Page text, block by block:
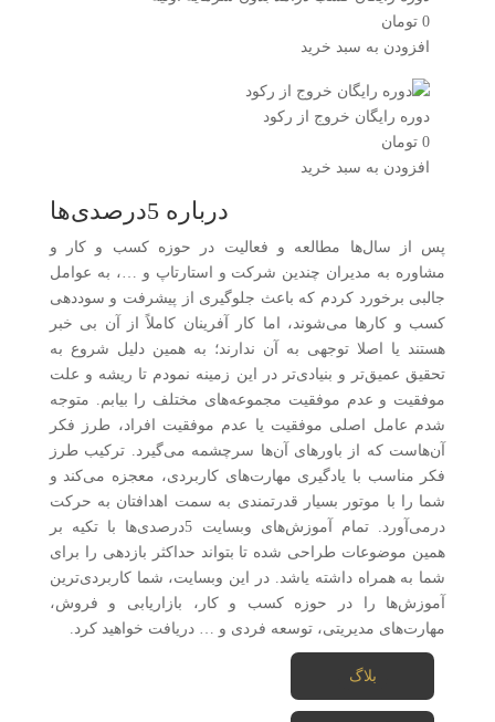
0 تومان
افزودن به سبد خرید
دوره رایگان خروج از رکود
0 تومان
افزودن به سبد خرید
درباره 5درصدی‌ها
پس از سال‌ها مطالعه و فعالیت در حوزه کسب و کار و
مشاوره به مدیران چندین شرکت و استارتاپ و …، به عوامل
جالبی برخورد کردم که باعث جلوگیری از پیشرفت و سوددهی
کسب و کارها می‌شوند، اما کار آفرینان کاملاً از آن بی خبر
هستند یا اصلا توجهی به آن ندارند؛ به همین دلیل شروع به
تحقیق عمیق‌تر و بنیادی‌تر در این زمینه نمودم تا ریشه و علت
موفقیت و عدم موفقیت مجموعه‌های مختلف را بیابم. متوجه
شدم عامل اصلی موفقیت یا عدم موفقیت افراد، طرز فکر
آن‌هاست که از باورهای آن‌ها سرچشمه می‌گیرد. ترکیب طرز
فکر مناسب با یادگیری مهارت‌های کاربردی، معجزه می‌کند و
شما را با موتور بسیار قدرتمندی به سمت اهدافتان به حرکت
درمی‌آورد. تمام آموزش‌های وبسایت 5درصدی‌ها با تکیه بر
همین موضوعات طراحی شده تا بتواند حداکثر بازدهی را برای
شما به همراه داشته یاشد. در این وبسایت، شما کاربردی‌ترین
آموزش‌ها را در حوزه کسب و کار، بازاریابی و فروش،
مهارت‌های مدیریتی، توسعه فردی و … دریافت خواهید کرد.
بلاگ